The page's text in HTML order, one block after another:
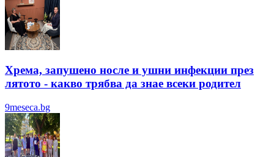
Хрема, запушено носле и ушни инфекции през
лятотo - какво трябва да знае всеки родител
9meseca.bg